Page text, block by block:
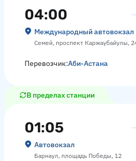
04:00
Международный автовокзал
Семей, проспект Каржаубайулы,
Перевозчик:Аби-Астана
В пределах станции
01:05
Автовокзал
Барнаул, площадь Победы, 12